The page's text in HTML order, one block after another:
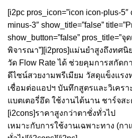
[i2pc pros_icon=”icon icon-plus-
minus-3″ show_title=”false”
show_button=”false” pros_title=”จุ
พิจารณา”][i2pros]แม่นยำสูงถึงทศนิ
วัด Flow Rate ได้ ช่วยคุมการสกัดก
ดีไซน์สวยงามพรีเมียม วัสดุแข็งแร
เชื่อมต่อแอปฯ บันทึกสูตรและวิเคร
แบตเตอรี่อึด ใช้งานได้นาน ชาร์จสะ
[i2cons]ราคาสูงกว่าตาชั่งทั่วไป
เหมาะกับการใช้งานเฉพาะทาง (ก